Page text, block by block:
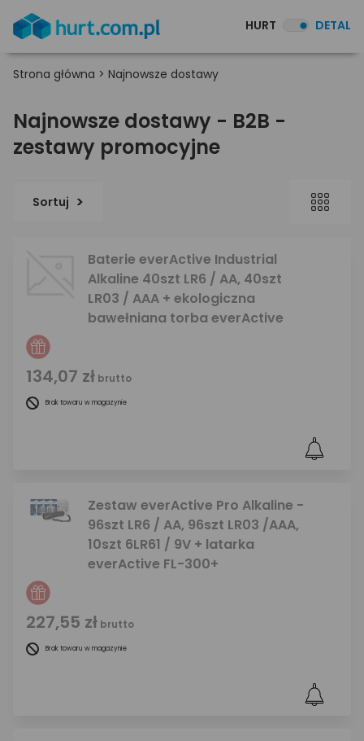
HURT DETAL
Strona główna > Najnowsze dostawy
Najnowsze dostawy - B2B -
zestawy promocyjne
Sortuj
Baterie everActive Industrial
Alkaline 40szt LR6 / AA, 40szt
LR03 / AAA + ekologiczna
bawełniana torba everActive
134,07 zł brutto
Brak towaru w magazynie
Zestaw everActive Pro Alkaline -
96szt LR6 / AA, 96szt LR03 /AAA,
10szt 6LR61 / 9V + latarka
everActive FL-300+
227,55 zł brutto
Brak towaru w magazynie